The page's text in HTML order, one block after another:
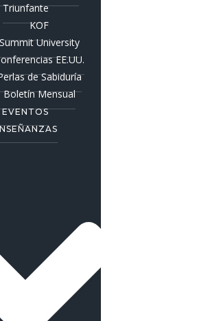
Triunfante
KOF
Summit University
EE.UU.
de Sabiduría
Boletín Mensual
EVENTOS